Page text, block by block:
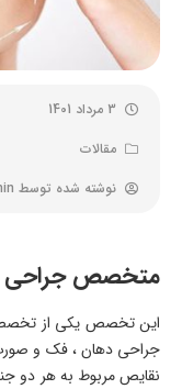
3 مرداد 1401
مقالات
نوشته شده توسط
متخصص جراحی
این تخصص یکی از
جراحی دهان ، فک و
نقایص مربوط به هر دو